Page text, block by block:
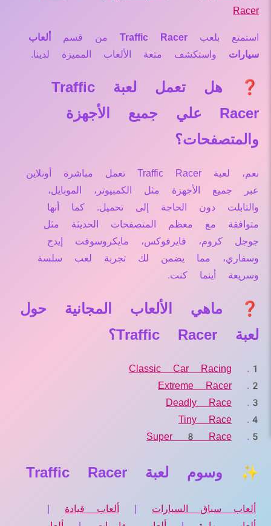
Racer
استمتع بلعب Traffic Racer من قسم
ألعاب
سيارات واستكشف متعة الألعاب المميزة لدينا.
❓ هل تعمل لعبة Traffic
Racer علي جميع الأجهزة
والمتصفحات؟
نعم، لعبة Traffic Racer تعمل مباشرة أونلاين
عبر جميع الأجهزة مثل الكمبيوتر، الموبايل،
والتابلت دون الحاجة إلى تحميل. كما أنها
متوافقة مع معظم المتصفحات الحديثة مثل
جوجل كروم، فايرفوكس، مايكروسوفت إيدج
وسفاري، مما يضمن لك تجربة لعب سلسة
وسريعة أينما كنت.
❓ ماهي الألعاب المجانية حول
لعبة Traffic Racer؟
Classic Car Racing
Extreme Racer
Deadly Race
Tiny Race
Super 8 Race
✨ وسوم لعبة Traffic Racer
ألعاب سباق السيارات | ألعاب قيادة
|